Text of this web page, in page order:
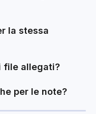
la stessa
file allegati?
per le note?